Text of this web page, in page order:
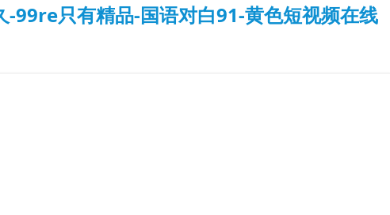
-99re只有精品-国语对白91-黄色短视频在线